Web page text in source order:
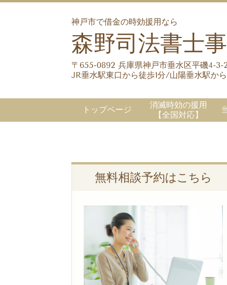
神戸市で借金の時効援用なら
森野司法書士
〒655-0892 兵庫県神戸市垂水区平磯4-3-
JR垂水駅東口から徒歩1分/山陽垂水駅か
トップページ
消滅時効の援用
【全国対応】
無料相談予約はこちら